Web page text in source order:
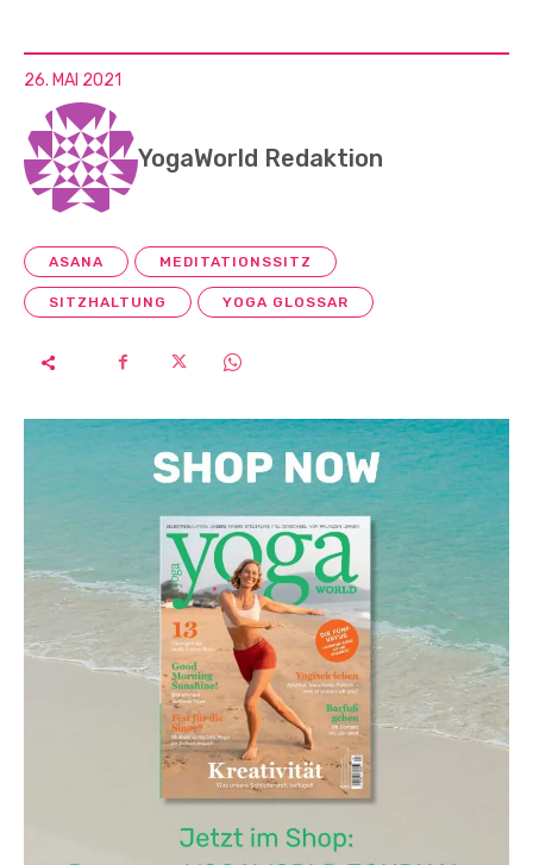
26. MAI 2021
YogaWorld Redaktion
ASANA MEDITATIONSSITZ
SITZHALTUNG YOGA GLOSSAR